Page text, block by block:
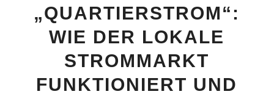
„QUARTIERSTROM“:
WIE DER LOKALE
STROMMARKT
FUNKTIONIERT UND